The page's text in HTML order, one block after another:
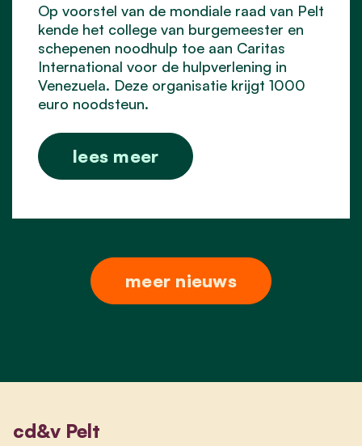
Op voorstel van de mondiale raad van Pelt
kende het college van burgemeester en
schepenen noodhulp toe aan Caritas
International voor de hulpverlening in
Venezuela. Deze organisatie krijgt 1000
euro noodsteun.
lees meer
meer nieuws
cd&v Pelt